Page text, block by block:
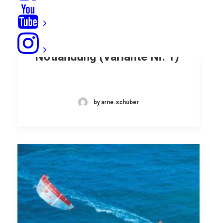
Tricks bei Trouble:
Notlandung (Variante Nr. 1)
by arne.schuber